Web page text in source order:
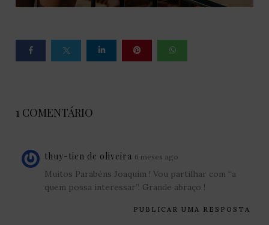
1 COMENTÁRIO
thuy-tien de oliveira 6 meses ago
PUBLICAR UMA RESPOSTA
Muitos Parabéns Joaquim ! Vou partilhar com “a
quem possa interessar”. Grande abraço !